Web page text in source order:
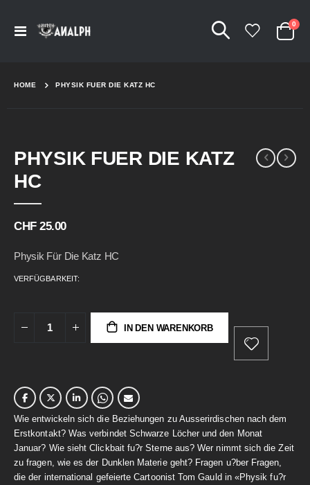
Navigation
Cart
0
HOME PHYSIK FUER DIE KATZ HC
PHYSIK FUER DIE KATZ
HC
CHF 25.00
Physik Für Die Katz HC
VERFÜGBARKEIT:
IN DEN WARENKORB
Wie entwickeln sich die Beziehungen zu Ausserirdischen nach dem
Erstkontakt? Was verbindet Schwarze Löcher und den Monat
Januar? Wie sieht Clickbait fu?r Sterne aus? Wer nimmt sich die Zeit
zu fragen, wie es der Dunklen Materie geht? Fragen u?ber Fragen,
die der international gefeierte Cartoonist Tom Gauld in «Physik fu?r
to
the
end
images
to
the
beginning
images